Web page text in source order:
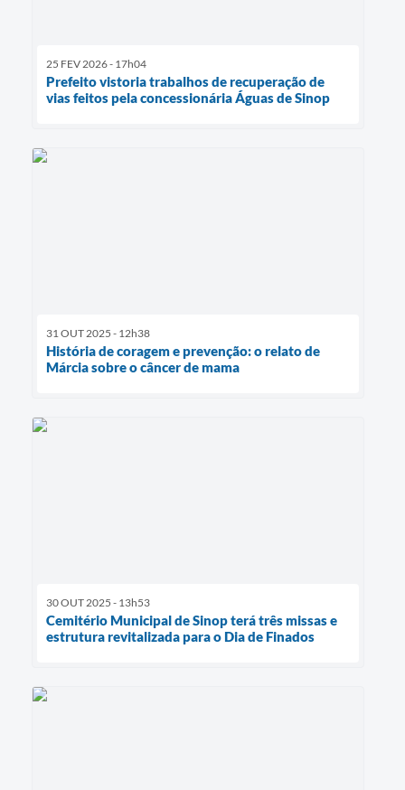
25 FEV 2026 - 17h04
Prefeito vistoria trabalhos de recuperação de
vias feitos pela concessionária Águas de Sinop
31 OUT 2025 - 12h38
História de coragem e prevenção: o relato de
Márcia sobre o câncer de mama
30 OUT 2025 - 13h53
Cemitério Municipal de Sinop terá três missas e
estrutura revitalizada para o Dia de Finados